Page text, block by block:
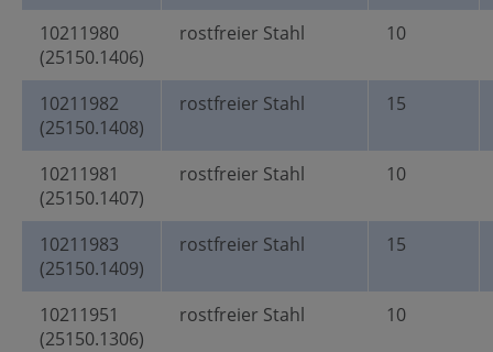
10211980
(25150.1406)
rostfreier Stahl 10
10211982
(25150.1408)
rostfreier Stahl 15
10211981
(25150.1407)
rostfreier Stahl 10
10211983
(25150.1409)
rostfreier Stahl 15
10211951
(25150.1306)
rostfreier Stahl 10